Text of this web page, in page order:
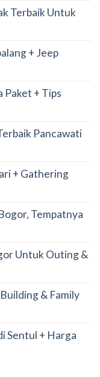
Terbaik Untuk
+ Jeep
Paket + Tips
Pancawati
+ Gathering
Tempatnya
Untuk Outing &
& Family
Sentul + Harga